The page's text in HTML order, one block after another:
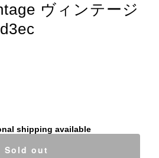
ヴィンテージ
shipping available
Sold out